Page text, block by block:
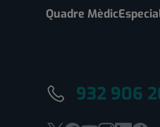
Quadre Mèdic
932 906